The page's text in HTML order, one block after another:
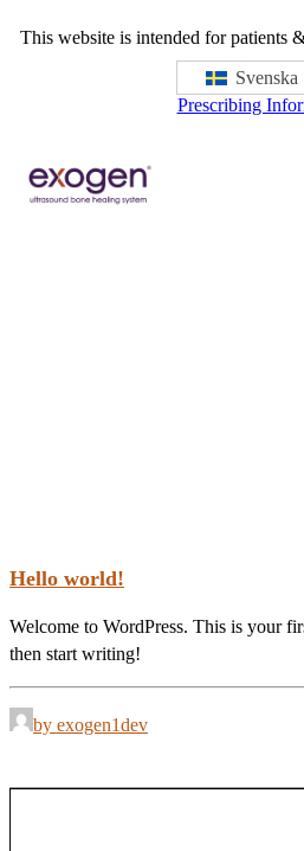
This website is intended for patients
Svenska
Prescribing
exogen1dev
Hello world!
Welcome to WordPress. This is your
then start writing!
by exogen1dev